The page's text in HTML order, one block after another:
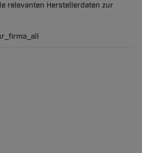
relevanten Herstellerdaten zur